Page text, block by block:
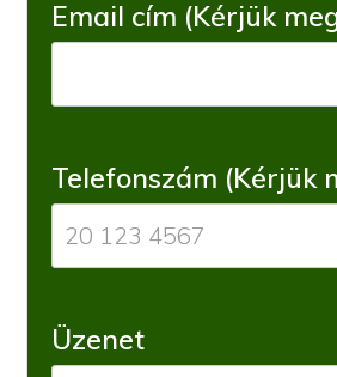
Email cím (Kérjük
Telefonszám (Kérjük
Üzenet